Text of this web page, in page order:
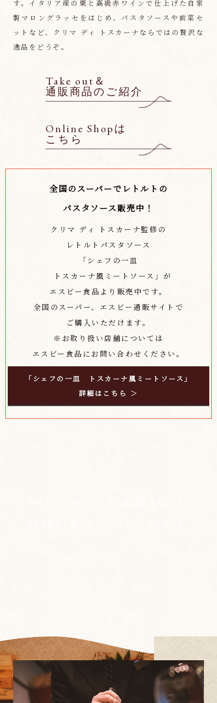
す。イタリア産の栗と高級赤ワインで仕上げた自家
製マロングラッセをはじめ、パスタソースや前菜セ
ットなど、クリマ ディ トスカーナならではの贅沢な
逸品をどうぞ。
Take out＆
通販商品のご紹介
Online Shopは
こちら
全国のスーパーでレトルトの
パスタソース販売中！
クリマ ディ トスカーナ監修の
レトルトパスタソース
「シェフの一皿
トスカーナ風ミートソース」が
エスビー食品より販売中です。
全国のスーパー、エスビー通販サイトで
ご購入いただけます。
※お取り扱い店舗については
エスビー食品にお問い合わせください。
「シェフの一皿 トスカーナ風ミートソース」
詳細はこちら ＞